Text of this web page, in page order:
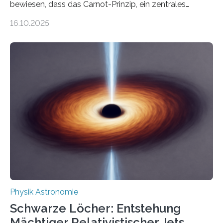
bewiesen, dass das Carnot-Prinzip, ein zentrales
Größenordnung von Atomen gilt, deren physikalische
Quantenmotoren voranbringen. Das
Wissenschaftsjournal Science Advances veröffentlichte
die Herleitung. (DOI: 10.1126/sciadv.adw8462)
Verbrennungsmotoren oder Dampfturbinen sind
Wärmekraftmaschinen: Sie wandeln thermische
Energie in mechanische Bewegung um – oder anders
ausgedrückt, Wärme in Bewegung. In
quantenmechanischen Experimenten ist es in den…
16.10.2025
Physik Astronomie
Schwarze Löcher: Entstehung